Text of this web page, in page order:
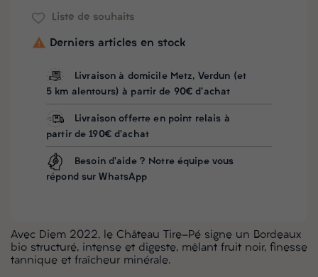
Liste de souhaits
 Derniers articles en stock
Livraison à domicile Metz, Verdun (et
5 km alentours) à partir de 90€ d'achat
Livraison offerte en point relais à
partir de 190€ d'achat
Besoin d'aide ? Notre équipe vous
répond sur WhatsApp
Avec Diem 2022, le Château Tire-Pé signe un Bordeaux
bio structuré, intense et digeste, mêlant fruit noir, finesse
tannique et fraîcheur minérale.